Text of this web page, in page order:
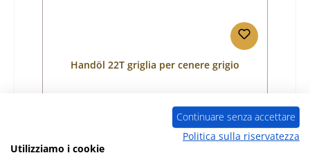
Handöl 22T griglia per cenere grigio
Handöl
Continuare senza accettare
Politica sulla riservatezza
Utilizziamo i cookie